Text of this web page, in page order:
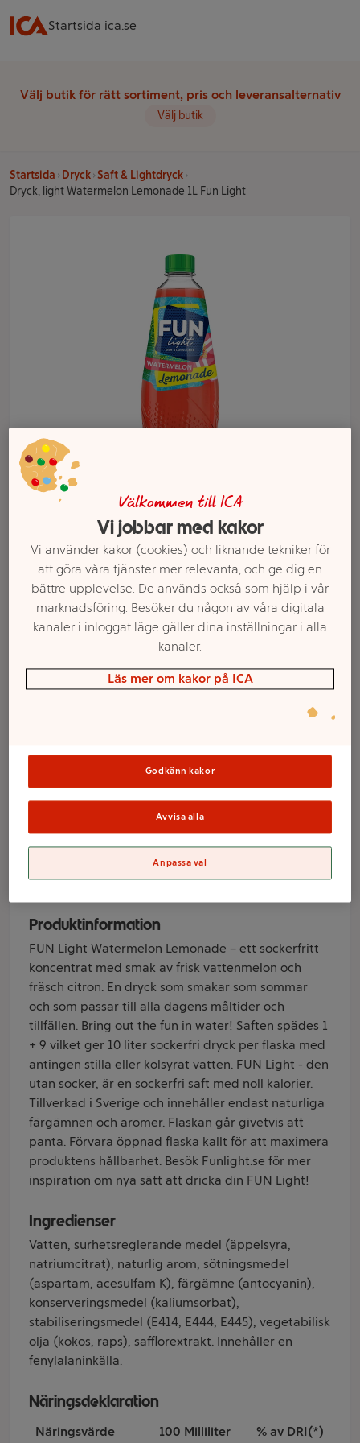
Startsida ica.se
Välj butik för rätt sortiment, pris och leveransalternativ
Välj butik
Startsida Dryck Saft & Lightdryck
Dryck, light Watermelon Lemonade 1L Fun Light
Dryck, light
Lemonade 1L Fun
Light
Fun Light
Produktinformation
FUN Light Watermelon Lemonade – ett sockerfritt
koncentrat med smak av frisk vattenmelon och
fräsch citron. En dryck som smakar som sommar
och som passar till alla dagens måltider och
tillfällen. Bring out the fun in water! Saften spädes 1
+ 9 vilket ger 10 liter sockerfri dryck per flaska med
antingen stilla eller kolsyrat vatten. FUN Light - den
utan socker, är en sockerfri saft med noll kalorier.
Tillverkad i Sverige och innehåller endast naturliga
färgämnen och aromer. Flaskan går givetvis att
panta. Förvara öppnad flaska kallt för att maximera
produktens hållbarhet. Besök Funlight.se för mer
inspiration om nya sätt att dricka din FUN Light!
Ingredienser
Vatten, surhetsreglerande medel (äppelsyra,
natriumcitrat), naturlig arom, sötningsmedel
(aspartam, acesulfam K), färgämne (antocyanin),
konserveringsmedel (kaliumsorbat),
stabiliseringsmedel (E414, E444, E445), vegetabilisk
olja (kokos, raps), safflorextrakt. Innehåller en
fenylalaninkälla.
Näringsdeklaration
Näringsvärde 100 Milliliter % av DRI(*)
Välj butik och handla
Sortimentet kan variera mellan butikerna
Välkommen till ICA
Vi jobbar med kakor
Vi använder kakor (cookies) och liknande tekniker för
att göra våra tjänster mer relevanta, och ge dig en
bättre upplevelse. De används också som hjälp i vår
marknadsföring. Besöker du någon av våra digitala
kanaler i inloggat läge gäller dina inställningar i alla
kanaler.
Läs mer om kakor på ICA
Godkänn kakor
Avvisa alla
Anpassa val